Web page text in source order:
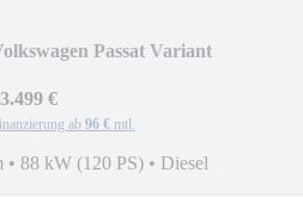
Passat Variant
€
ab 96 € mtl.
• 88 kW (120 PS) • Diesel